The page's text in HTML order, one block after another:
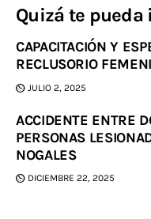
Quizá te pueda
CAPACITACIÓN Y
RECLUSORIO
JULIO 2, 2025
ACCIDENTE ENTRE
PERSONAS
NOGALES
DICIEMBRE 22, 2025